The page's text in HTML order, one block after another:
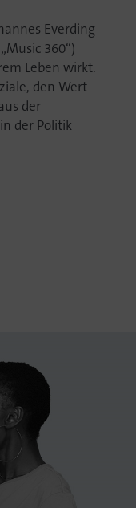
Everding
360“)
Leben wirkt.
den Wert
der
der Politik